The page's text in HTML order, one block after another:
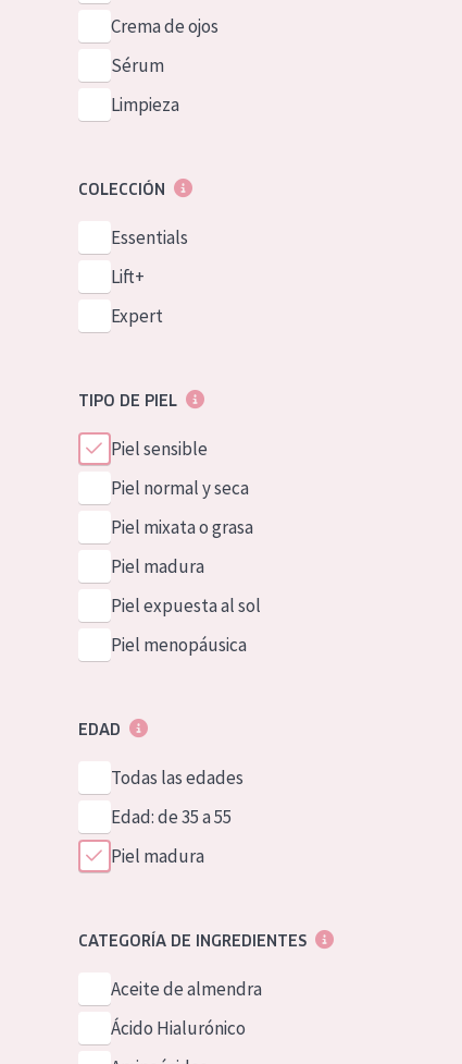
Crema de ojos
Sérum
Limpieza
COLECCIÓN
Essentials
Lift+
Expert
TIPO DE PIEL
Piel sensible
Piel normal y seca
Piel mixata o grasa
Piel madura
Piel expuesta al sol
Piel menopáusica
EDAD
Todas las edades
Edad: de 35 a 55
Piel madura
CATEGORÍA DE INGREDIENTES
Aceite de almendra
Ácido Hialurónico